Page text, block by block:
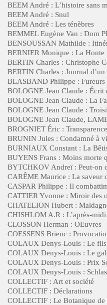
BEEM André : L’histoire sans
BEEM André : Snul
BEEM André : Les ténèbres
BEMMEL Eugène Van : Dom
BENSOUSSAN Mathilde :
BERNIER Monique : La Honte
BERTIN Charles : Christophe
BERTIN Charles : Journal d’un
BLASBAND Philippe : Fureurs
BOLOGNE Jean Claude : Écrit
BOLOGNE Jean Claude : La
BOLOGNE Jean Claude :
BOLOGNE Jean Claude,
BROGNIET Éric :
BRUNIN Jules : Condamné à
BURNIAUX Constant : La
BUYENS Frans : Moins morte
BYTCHKOV Andreï : Peut-on
CARÊME Maurice : La saveur
CASPAR Philippe : Il
CATTIER Yvonne : Miroir des
CHATELION Hubert :
CHISHLOM A.R : L’après-midi
CLOSSON Herman : OEuvres
COESSENS Brieuc :
COLAUX Denys-Louis : Le
COLAUX Denys-Louis : Le
COLAUX Denys-Louis : Prix
COLAUX Denys-Louis :
COLLECTIF : Art et société
COLLECTIF : Déclarations
COLLECTIF : Le Botanique de